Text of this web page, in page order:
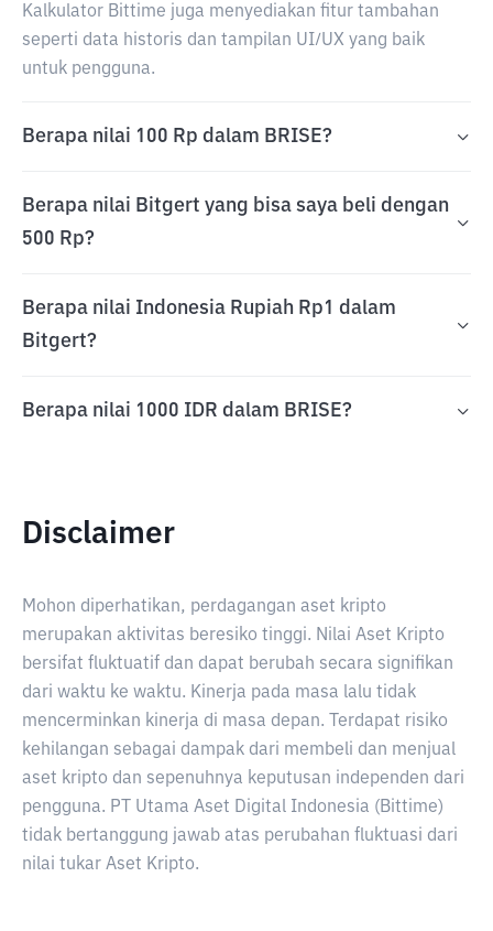
Kalkulator Bittime juga menyediakan fitur tambahan
seperti data historis dan tampilan UI/UX yang baik
untuk pengguna.
Berapa nilai 100 Rp dalam BRISE?
Berapa nilai Bitgert yang bisa saya beli dengan
500 Rp?
Berapa nilai Indonesia Rupiah Rp1 dalam
Bitgert?
Berapa nilai 1000 IDR dalam BRISE?
Disclaimer
Mohon diperhatikan, perdagangan aset kripto
merupakan aktivitas beresiko tinggi. Nilai Aset Kripto
bersifat fluktuatif dan dapat berubah secara signifikan
dari waktu ke waktu. Kinerja pada masa lalu tidak
mencerminkan kinerja di masa depan. Terdapat risiko
kehilangan sebagai dampak dari membeli dan menjual
aset kripto dan sepenuhnya keputusan independen dari
pengguna. PT Utama Aset Digital Indonesia (Bittime)
tidak bertanggung jawab atas perubahan fluktuasi dari
nilai tukar Aset Kripto.